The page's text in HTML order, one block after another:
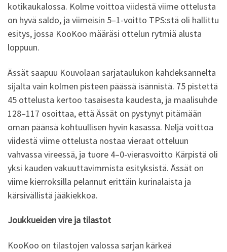
kotikaukalossa. Kolme voittoa viidestä viime ottelusta
on hyvä saldo, ja viimeisin 5–1-voitto TPS:stä oli hallittu
esitys, jossa KooKoo määräsi ottelun rytmiä alusta
loppuun.
Ässätsaapuu Kouvolaan sarjataulukon kahdeksannelta
sijalta vain kolmen pisteen päässä isännistä. 75 pistettä
45 ottelusta kertoo tasaisesta kaudesta, ja maalisuhde
128–117 osoittaa, että Ässät on pystynyt pitämään
oman päänsä kohtuullisen hyvin kasassa. Neljä voittoa
viidestä viime ottelusta nostaa vieraat otteluun
vahvassa vireessä, ja tuore 4–0-vierasvoitto Kärpistä oli
yksi kauden vakuuttavimmista esityksistä. Ässät on
viime kierroksilla pelannut erittäin kurinalaista ja
kärsivällistä jääkiekkoa.
Joukkueiden vire ja tilastot
KooKoo on tilastojen valossa sarjan kärkeä